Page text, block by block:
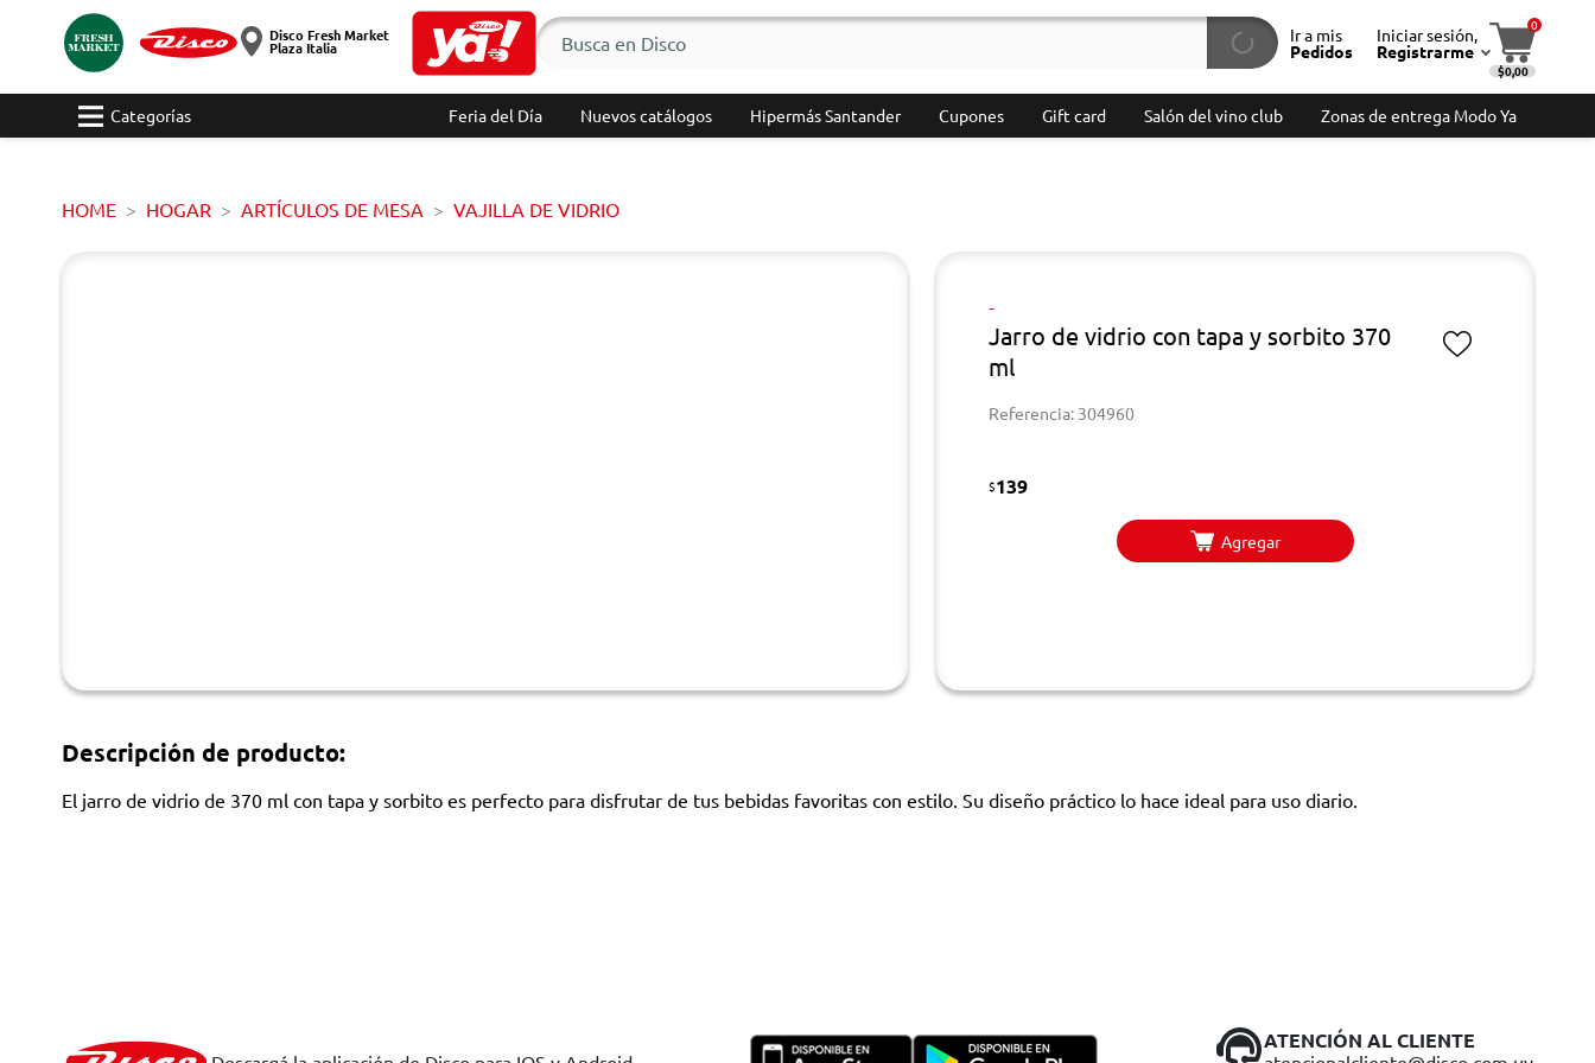
Disco Fresh Market
Plaza Italia
Ir a mis
Pedidos
Iniciar sesión,
Registrarme
0
$0,00
Categorías Feria del Día Nuevos catálogos Hipermás Santander Cupones Gift card Salón del vino club Zonas de entrega Modo Ya
HOME HOGAR ARTÍCULOS DE MESA VAJILLA DE VIDRIO
-
Jarro de vidrio con tapa y sorbito 370
ml
Referencia: 304960
$139
Agregar
Descripción de producto:
El jarro de vidrio de 370 ml con tapa y sorbito es perfecto para disfrutar de tus bebidas favoritas con estilo. Su diseño práctico lo hace ideal para uso diario.
ATENCIÓN AL CLIENTE